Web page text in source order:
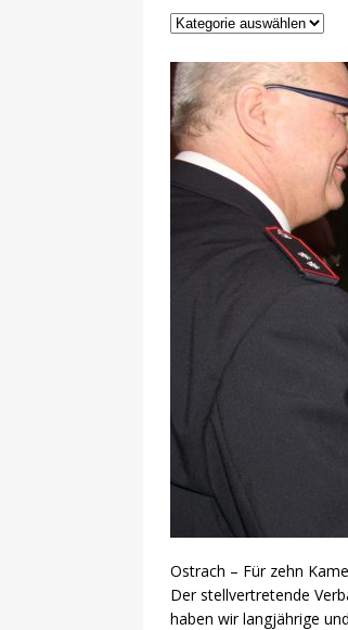
[ 24.
[ 17.
sind!
[ 17.
[ 18.
Ostrach – Für zehn
Der stellvertretende
haben wir langjährige